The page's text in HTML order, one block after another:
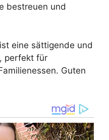
bestreuen und
eine sättigende und
perfekt für
Guten